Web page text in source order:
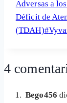
entrada:
Adversas a
Déficit de
(TDAH)#
4
Bego456